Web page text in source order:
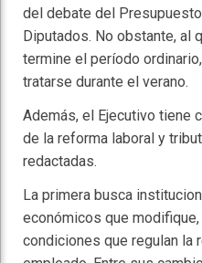
del debate del
Diputados. No obstante, al
termine el período
tratarse durante el verano.
Además, el Ejecutivo tiene
de la reforma laboral y
redactadas.
La primera busca
económicos que
condiciones que regulan la